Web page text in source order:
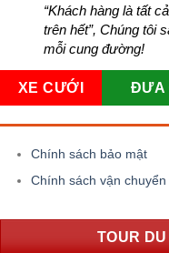
“Khách hàng là tất
trên hết”, Chúng tôi
mỗi cung đường!
XE CƯỚI ĐƯA
Chính sách bảo mật
Chính sách vận chuyển
TOUR